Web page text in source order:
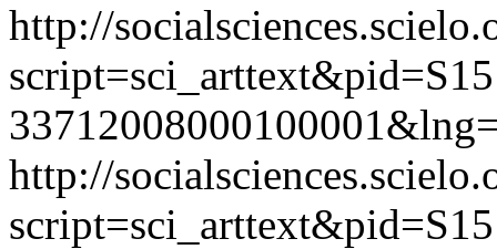
http://
http://